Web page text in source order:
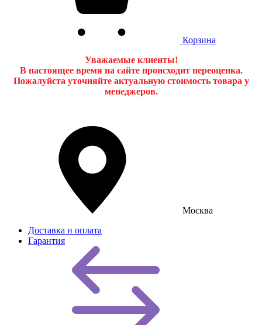
Корзина
Уважаемые клиенты!
В настоящее время на сайте происходит переоценка.
Пожалуйста уточняйте актуальную стоимость товара у
менеджеров.
Москва
Доставка и оплата
Гарантия